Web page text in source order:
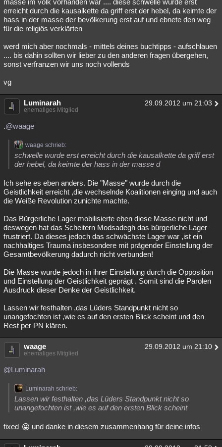
masse im volk vorhanden war .... diese schwelle wurde erst
erreicht durch die kausalkette da griff erst der hebel, da keimte der
hass in der masse der bevölkerung erst auf und ebnete den weg
für die religiös verklärten
werd mich aber nochmals - mittels deines buchtipps - aufschlauen
.... bis dahin sollten wir lieber zu den anderen fragen übergehen,
sonst verfranzen wir uns noch vollends
vg
Luminarah 29.09.2012 um 21:03
ehemaliges Mitglied
.@waage
waage schrieb:
schwelle wurde erst erreicht durch die kausalkette da griff erst
der hebel, da keimte der hass in der masse d
Ich sehe es eben anders. Die "Masse" wurde durch die
Geistlichkeit erreicht ,die wechselnde Koalitionen einging und auch
die Weiße Revolution zunichte machte.
Das Bürgerliche Lager mobilisierte eben diese Masse nicht und
deswegen hat das Scheitern Modsadegh das bürgerliche Lager
frustriert. Da dieses jedoch das schwächste Lager war ,ist ein
nachhaltiges Trauma insbesondere mit prägender Einstellung der
Gesamtbevölkerung dadurch nicht verbunden!
Die Masse wurde jedoch in ihrer Einstellung durch die Opposition
und Einstellung der Geistlichkeit geprägt . Somit sind die Parolen
Ausdruck dieser Denke der Geistlichkeit.
Lassen wir festhalten ,das Lüders Standpunkt nicht so
unangefochten ist ,wie es auf den ersten Blick scheint und den
Rest per PN klären.
waage 29.09.2012 um 21:10
ehemaliges Mitglied
@Luminarah
Luminarah schrieb:
Lassen wir festhalten ,das Lüders Standpunkt nicht so
unangefochten ist ,wie es auf den ersten Blick scheint
fixed und danke in diesem zusammenhang für deine infos